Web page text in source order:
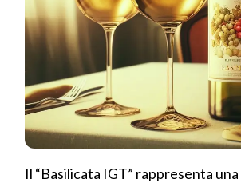
Il “Basilicata IGT” rappresenta